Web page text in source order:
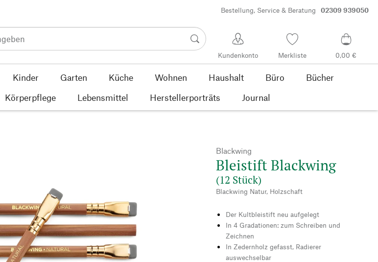
Bestellung, Service & Beratung 02309 939050
Kundenkonto Merkliste 0,00 €
Kinder Garten Küche Wohnen Haushalt Büro
Bücher
Körperpflege Lebensmittel Herstellerporträts Journal
Blackwing
Bleistift Blackwing
(12 Stück)
Blackwing Natur, Holzschaft
Der Kultbleistift neu aufgelegt
In 4 Gradationen: zum Schreiben und
Zeichnen
In Zedernholz gefasst, Radierer
auswechselbar